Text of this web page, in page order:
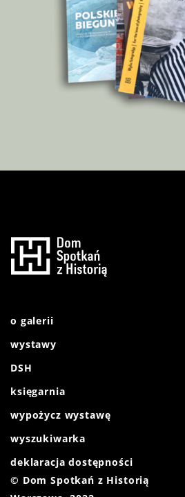
o galerii
wystawy
DSH
księgarnia
wypożycz wystawę
wyszukiwarka
deklaracja dostępności
© Dom Spotkań z Historią